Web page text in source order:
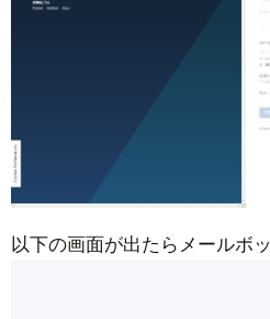
以下の画面が出たらメールボ